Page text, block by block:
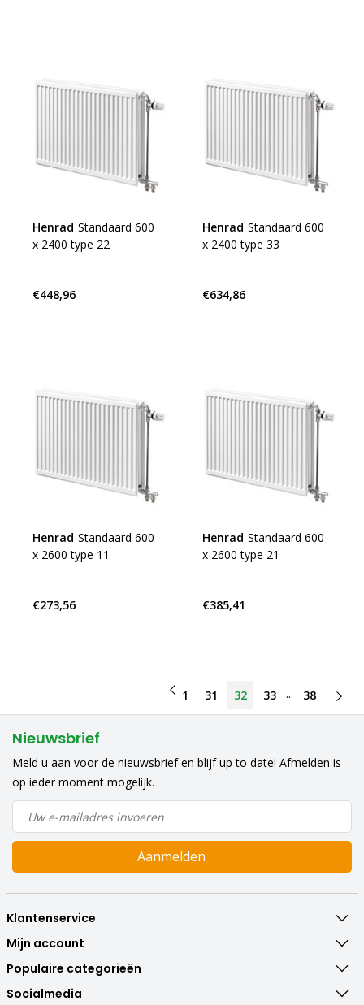
Henrad Standaard 600
x 2400 type 22
€448,96
Henrad Standaard 600
x 2400 type 33
€634,86
Henrad Standaard 600
x 2600 type 11
€273,56
Henrad Standaard 600
x 2600 type 21
€385,41
1 31 32 33 ... 38
Nieuwsbrief
Meld u aan voor de nieuwsbrief en blijf up to date! Afmelden is
op ieder moment mogelijk.
Aanmelden
Klantenservice
Mijn account
Populaire categorieën
Socialmedia